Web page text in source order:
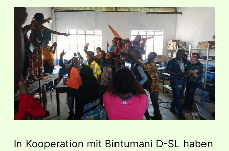
In Kooperation mit Bintumani D-SL haben